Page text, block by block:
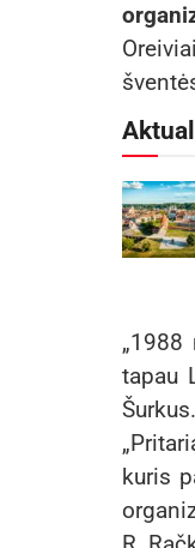
tapau
Šurkus.
kuris